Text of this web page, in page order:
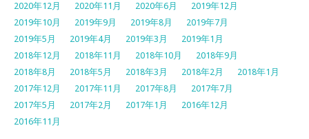
2020年12月
2020年11月 2020年6月
2019年12月
2019年10月
2019年9月 2019年8月
2019年7月
2019年5月
2019年4月 2019年3月
2019年1月
2018年12月
2018年11月 2018年10月
2018年9月
2018年8月
2018年5月 2018年3月 2018年2月
2018年1月
2017年12月
2017年11月 2017年8月
2017年7月
2017年5月
2017年2月 2017年1月
2016年12月
2016年11月